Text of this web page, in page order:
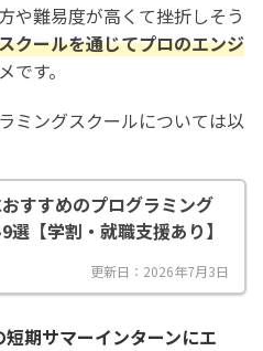
や難易度が高くて挫折しそう
クールを通じてプロのエンジ
です。
ミングスクールについては以
すすめのプログラミング
選【学割・就職支援あり】
更新日：2026年7月3日
期サマーインターンにエ